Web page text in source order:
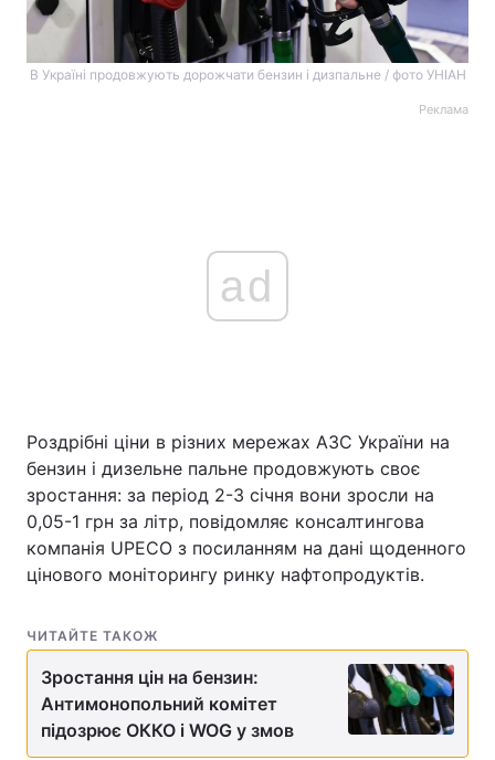
В Україні продовжують дорожчати бензин і дизпальне / фото УНІАН
Реклама
ad
Роздрібні ціни в різних мережах АЗС України на
бензин і дизельне пальне продовжують своє
зростання: за період 2-3 січня вони зросли на
0,05-1 грн за літр, повідомляє консалтингова
компанія UPECO з посиланням на дані щоденного
цінового моніторингу ринку нафтопродуктів.
ЧИТАЙТЕ ТАКОЖ
Зростання цін на бензин:
Антимонопольний комітет
підозрює ОККО і WOG у змов